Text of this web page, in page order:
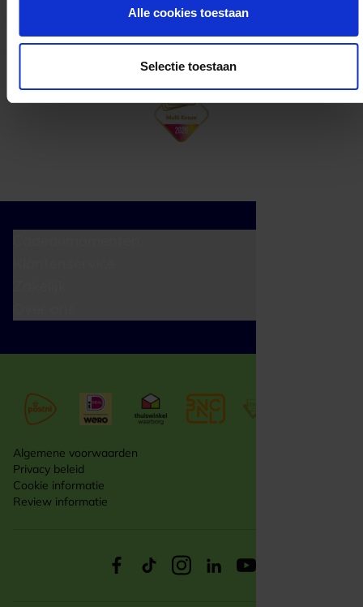
Alle cookies toestaan
Selectie toestaan
Algemene voorwaarden
Privacy beleid
Cookie informatie
Review informatie